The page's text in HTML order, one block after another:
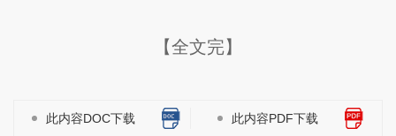
【全文完】
此内容DOC下载 此内容PDF下载